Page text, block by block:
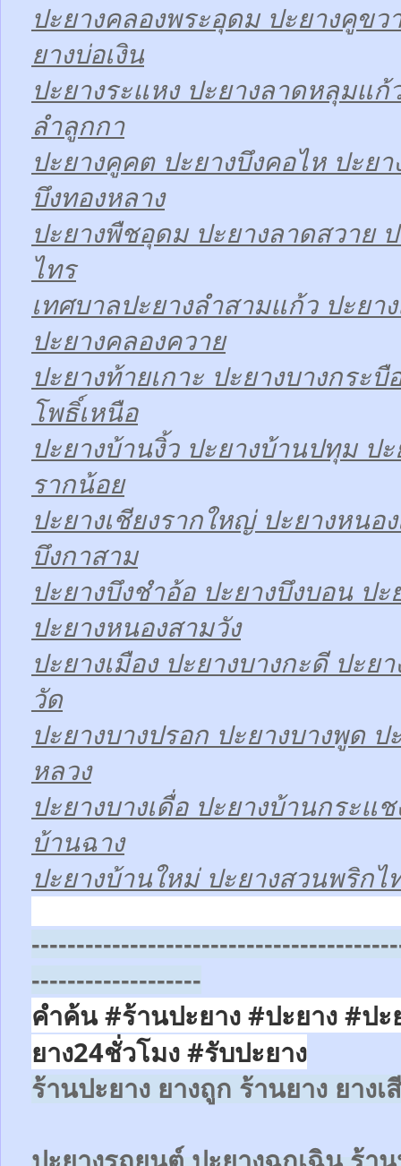
ปะยางคลองพระอุดม ปะยางคูขว
ยางบ่อเงิน
ปะยางระแหง ปะยางลาดหลุมแก้
ลำลูกกา
ปะยางคูคต ปะยางบึงคอไห ปะย
บึงทองหลาง
ปะยางพืชอุดม ปะยางลาดสวาย
ไทร
เทศบาลปะยางลำสามแก้ว ปะยา
ปะยางคลองควาย
ปะยางท้ายเกาะ ปะยางบางกระบื
โพธิ์เหนือ
ปะยางบ้านงิ้ว ปะยางบ้านปทุม ป
รากน้อย
ปะยางเชียงรากใหญ่ ปะยางหนอ
บึงกาสาม
ปะยางบึงชำอ้อ ปะยางบึงบอน ป
ปะยางหนองสามวัง
ปะยางเมือง ปะยางบางกะดี ปะย
วัด
ปะยางบางปรอก ปะยางบางพูด ป
หลวง
ปะยางบางเดื่อ ปะยางบ้านกระแ
บ้านฉาง
ปะยางบ้านใหม่ ปะยางสวนพริก
-------------------
คำค้น #ร้านปะยาง #ปะยาง #ป
ยาง24ชั่วโมง #รับปะยาง
ร้านปะยาง ยางถูก ร้านยาง ยางเ